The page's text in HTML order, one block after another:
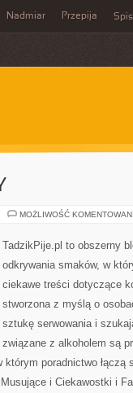
Nadmiar Przepija
MOŻLIWOŚĆ
TadzikPije.pl to obszerny
odkrywania smaków, w
ciekawe treści dotyczące
stworzona z myślą o
sztukę serwowania i
związane z alkoholem są
poradnictwo łączą
i Ciekawostki i